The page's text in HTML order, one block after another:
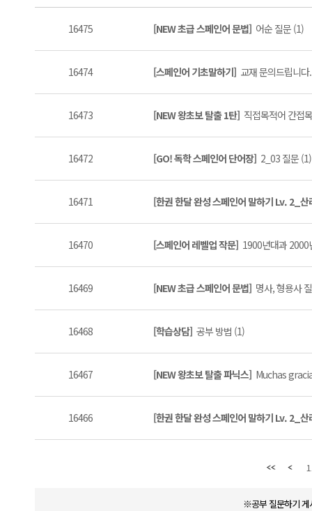
16475 [NEW 초급 스페인어 문법] 어순 질문 (1)
16474 [스페인어 기초말하기] 교재 문의드립니다
16473 [NEW 왕초보 탈출 1탄] 직접목적어 간접
16472 [GO! 독학 스페인어 단어장] 2_03 질문 (1)
16471 [한권 한달 완성 스페인어 말하기 Lv. 2_
16470 [스페인어 레벨업 작문] 1900년대과 2000
16469 [NEW 초급 스페인어 문법] 명사, 형용사
16468 [학습상담] 공부 방법 (1)
16467 [NEW 왕초보 탈출 파닉스] Muchas
16466 [한권 한달 완성 스페인어 말하기 Lv. 2_
※공부 질문하기 게